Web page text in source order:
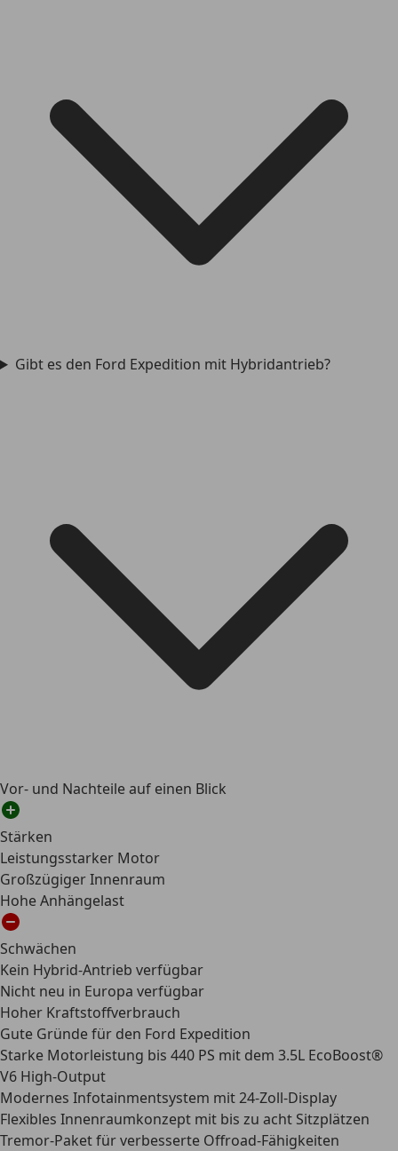
Gibt es den Ford Expedition mit Hybridantrieb?
Vor- und Nachteile auf einen Blick
Stärken
Leistungsstarker Motor
Großzügiger Innenraum
Hohe Anhängelast
Schwächen
Kein Hybrid-Antrieb verfügbar
Nicht neu in Europa verfügbar
Hoher Kraftstoffverbrauch
Gute Gründe für den Ford Expedition
Starke Motorleistung bis 440 PS mit dem 3.5L EcoBoost®
V6 High-Output
Modernes Infotainmentsystem mit 24-Zoll-Display
Flexibles Innenraumkonzept mit bis zu acht Sitzplätzen
Tremor-Paket für verbesserte Offroad-Fähigkeiten